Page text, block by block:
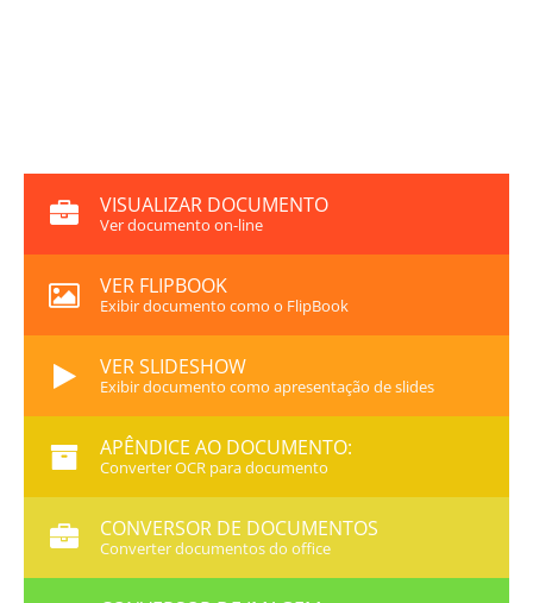
VISUALIZAR DOCUMENTO
Ver documento on-line
VER FLIPBOOK
Exibir documento como o FlipBook
VER SLIDESHOW
Exibir documento como apresentação de slides
APÊNDICE AO DOCUMENTO:
Converter OCR para documento
CONVERSOR DE DOCUMENTOS
Converter documentos do office